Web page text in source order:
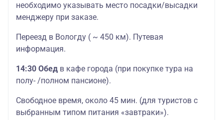
необходимо указывать место посадки/высадки
менджеру при заказе.
Переезд в Вологду ( ~ 450 км). Путевая
информация.
14:30 Обед в кафе города (при покупке тура на
полу- /полном пансионе).
Свободное время, около 45 мин. (для туристов с
выбранным типом питания «завтраки»).